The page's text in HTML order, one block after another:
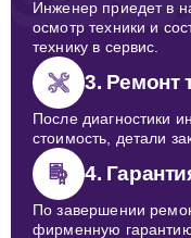
Инженер приедет в
осмотр техники и
технику в сервис.
3. Ремонт
После диагностики
стоимость, детали
4.
По завершении
фирменную